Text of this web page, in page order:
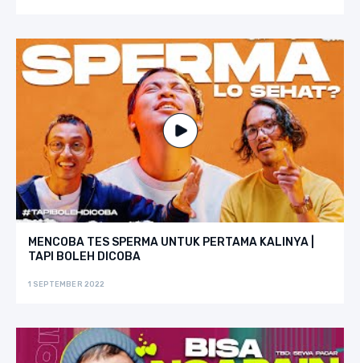
MENCOBA TES SPERMA UNTUK PERTAMA KALINYA |
TAPI BOLEH DICOBA
1 SEPTEMBER 2022